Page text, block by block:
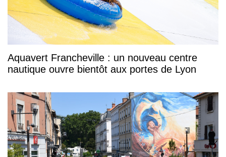
Aquavert Francheville : un nouveau centre
nautique ouvre bientôt aux portes de Lyon